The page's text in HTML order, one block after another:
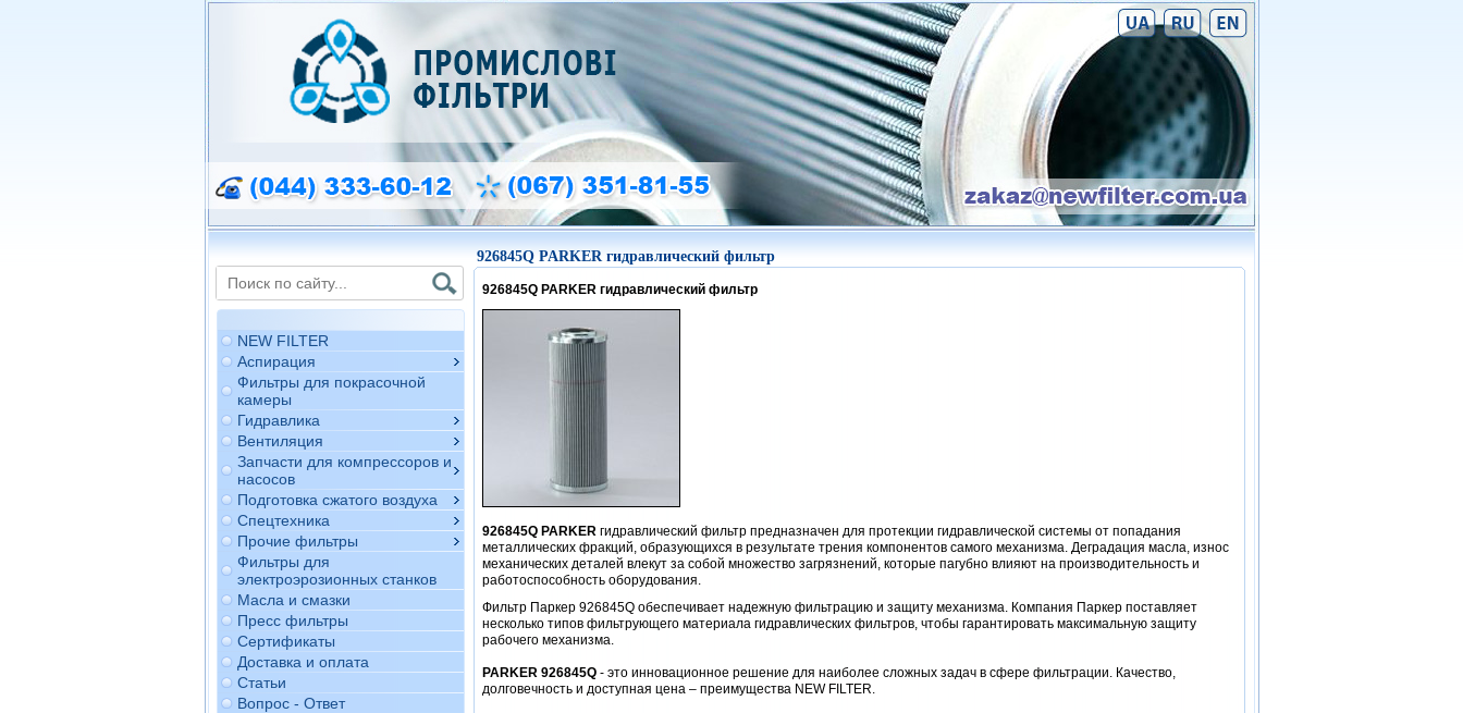
NEW FILTER
Аспирация
Фильтры для покрасочной
камеры
Гидравлика
Вентиляция
Запчасти для компрессоров и
насосов
Подготовка сжатого воздуха
Спецтехника
Прочие фильтры
Фильтры для
электроэрозионных станков
Масла и смазки
Пресс фильтры
Сертификаты
Доставка и оплата
Статьи
Вопрос - Ответ
926845Q PARKER гидравлический фильтр
926845Q PARKER гидравлический фильтр
926845Q PARKER гидравлический фильтр предназначен для протекции гидравлической системы от попадания
металлических фракций, образующихся в результате трения компонентов самого механизма. Деградация масла, износ
механических деталей влекут за собой множество загрязнений, которые пагубно влияют на производительность и
работоспособность оборудования.
Фильтр Паркер 926845Q обеспечивает надежную фильтрацию и защиту механизма. Компания Паркер поставляет
несколько типов фильтрующего материала гидравлических фильтров, чтобы гарантировать максимальную защиту
рабочего механизма.
PARKER 926845Q- это инновационное решение для наиболее сложных задач в сфере фильтрации. Качество,
долговечность и доступная цена – преимущества NEW FILTER.